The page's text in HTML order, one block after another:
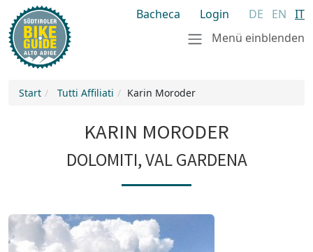
Bacheca Login DE EN IT
Menü einblenden
Start Tutti Affiliati Karin Moroder
KARIN MORODER
DOLOMITI, VAL GARDENA